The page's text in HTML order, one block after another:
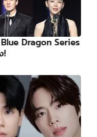
Dragon Series
!